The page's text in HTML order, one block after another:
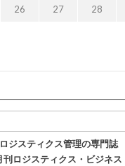
26 27 28
ロジスティクス管理の専門誌
刊ロジスティクス・ビジネス